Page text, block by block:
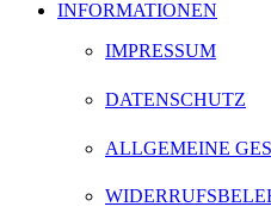
INFORMATIONEN
IMPRESSUM
DATENSCHUTZ
ALLGEMEINE